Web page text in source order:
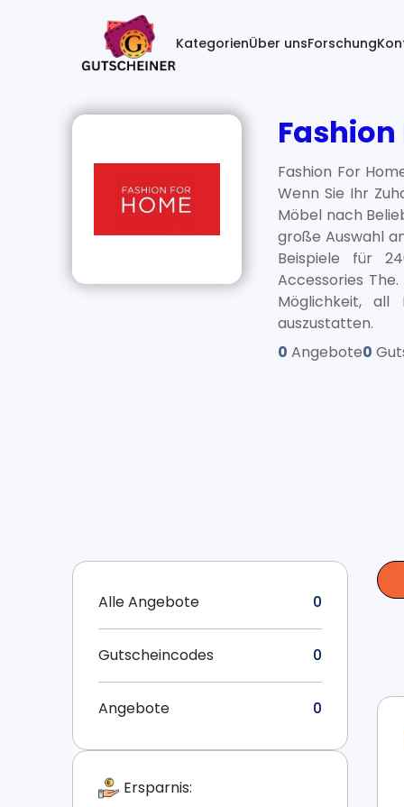
Kategorien(current)
Über unsForschung
Fashion
Fashion For
Wenn Sie Ihr
Möbel nach
große Auswahl
Beispiele für
Accessories
Möglichkeit, all
auszustatten.
0 Angebote0
Alle Angebote 0
Gutscheincodes 0
Angebote 0
Ersparnis: